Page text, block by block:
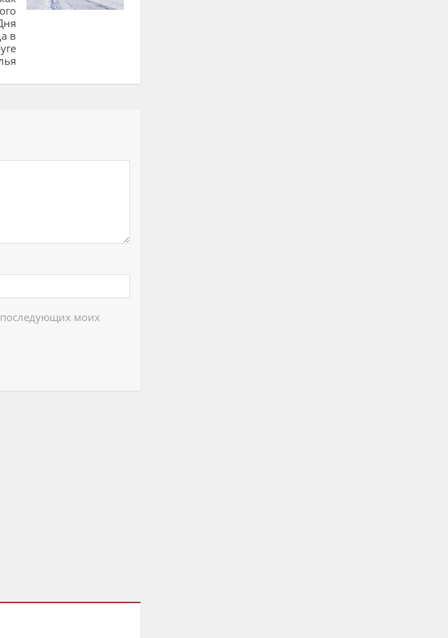
в
последующих моих